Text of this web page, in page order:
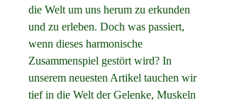
die Welt um uns herum zu erkunden
und zu erleben. Doch was passiert,
wenn dieses harmonische
Zusammenspiel gestört wird? In
unserem neuesten Artikel tauchen wir
tief in die Welt der Gelenke, Muskeln